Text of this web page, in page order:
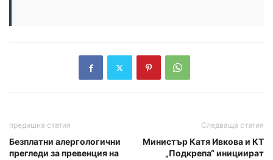
предишна статия
Безплатни алергологични
прегледи за превенция на
Следваща статия
Министър Катя Ивкова и КТ
„Подкрепа“ инициират